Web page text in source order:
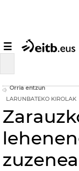
☰
Orria entzun
LARUNBATEKO KIROLAK